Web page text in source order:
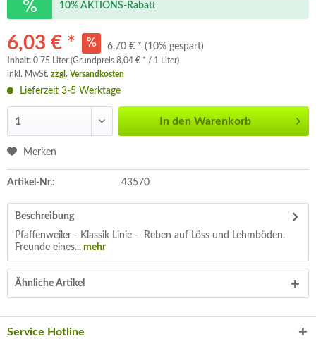
10% AKTIONS-Rabatt
6,03 € * 6,70 € * (10% gespart)
Inhalt: 0.75 Liter (Grundpreis 8,04 € * / 1 Liter)
inkl. MwSt. zzgl. Versandkosten
Lieferzeit 3-5 Werktage
In den Warenkorb
Merken
Artikel-Nr.: 43570
Beschreibung
Pfaffenweiler - Klassik Linie - Reben auf Löss und Lehmböden.
Freunde eines... mehr
Ähnliche Artikel
Service Hotline